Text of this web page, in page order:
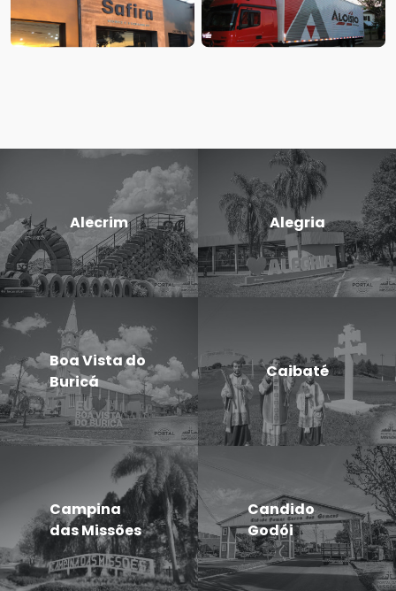
Alecrim Alegria
Boa Vista do
Buricá
Caibaté
Campina
das Missões
Candido
Godói